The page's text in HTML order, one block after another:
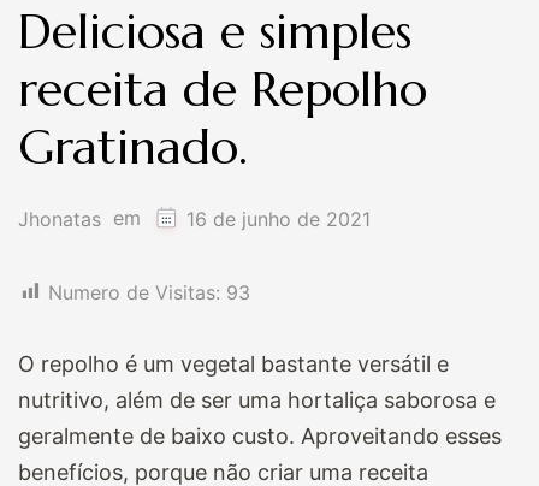
Deliciosa e simples
receita de Repolho
Gratinado.
Jhonatas em 16 de junho de 2021
Numero de Visitas: 93
O repolho é um vegetal bastante versátil e
nutritivo, além de ser uma hortaliça saborosa e
geralmente de baixo custo. Aproveitando esses
benefícios, porque não criar uma receita